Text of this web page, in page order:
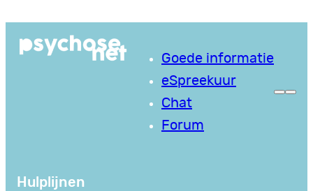
naar
Goede informatie
eSpreekuur
Chat
Forum
Hulplijnen